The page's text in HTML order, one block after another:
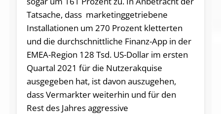
Tatsache, dass marketinggetriebene
Installationen um 270 Prozent kletterten
und die durchschnittliche Finanz-App in der
EMEA-Region 128 Tsd. US-Dollar im ersten
Quartal 2021 für die Nutzerakquise
ausgegeben hat, ist davon auszugehen,
dass Vermarkter weiterhin und für den
Rest des Jahres aggressive